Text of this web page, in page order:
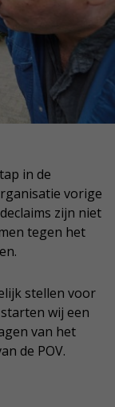
in de
vorige
zijn niet
tegen het
stellen voor
wij een
van het
de POV.